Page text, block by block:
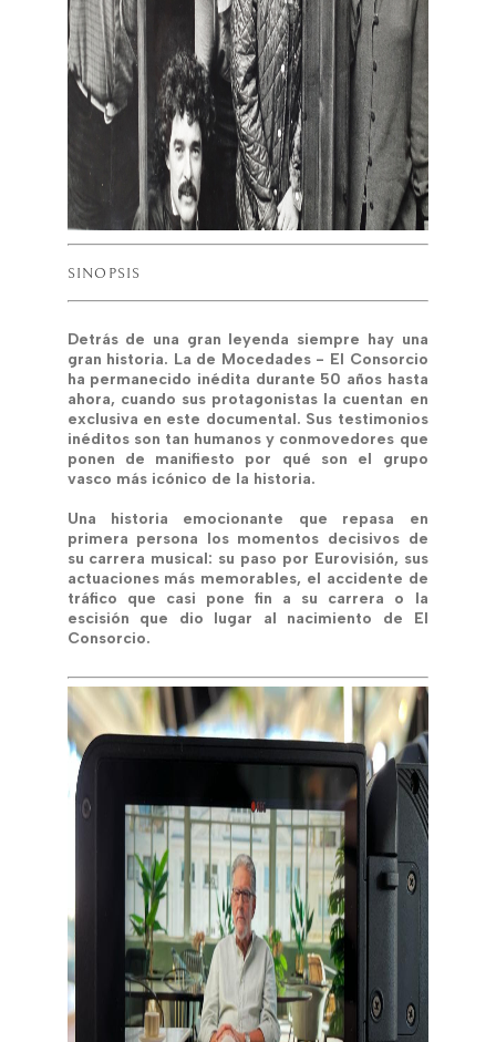
SINOPSIS
Detrás de una gran leyenda siempre hay una
gran historia. La de Mocedades - El Consorcio
ha permanecido inédita durante 50 años hasta
ahora, cuando sus protagonistas la cuentan en
exclusiva en este documental. Sus testimonios
inéditos son tan humanos y conmovedores que
ponen de manifiesto por qué son el grupo
vasco más icónico de la historia.
Una historia emocionante que repasa en
primera persona los momentos decisivos de
su carrera musical: su paso por Eurovisión, sus
actuaciones más memorables, el accidente de
tráfico que casi pone fin a su carrera o la
escisión que dio lugar al nacimiento de El
Consorcio.